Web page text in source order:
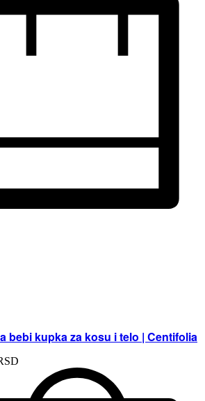
bebi kupka za kosu i telo | Centifolia